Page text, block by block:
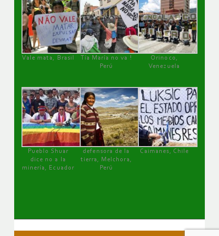
Vale mata, Brasil
Tía María no va !
Perú
Orinoco,
Venezuela
Pueblo Shuar
dice no a la
minería, Ecuador
defensora de la
tierra, Melchora,
Perú
Caimanes, Chile